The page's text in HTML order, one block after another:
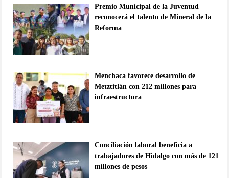
Premio Municipal de la Juventud
reconocerá el talento de Mineral de la
Reforma
Menchaca favorece desarrollo de
Metztitlán con 212 millones para
infraestructura
Conciliación laboral beneficia a
trabajadores de Hidalgo con más de 121
millones de pesos